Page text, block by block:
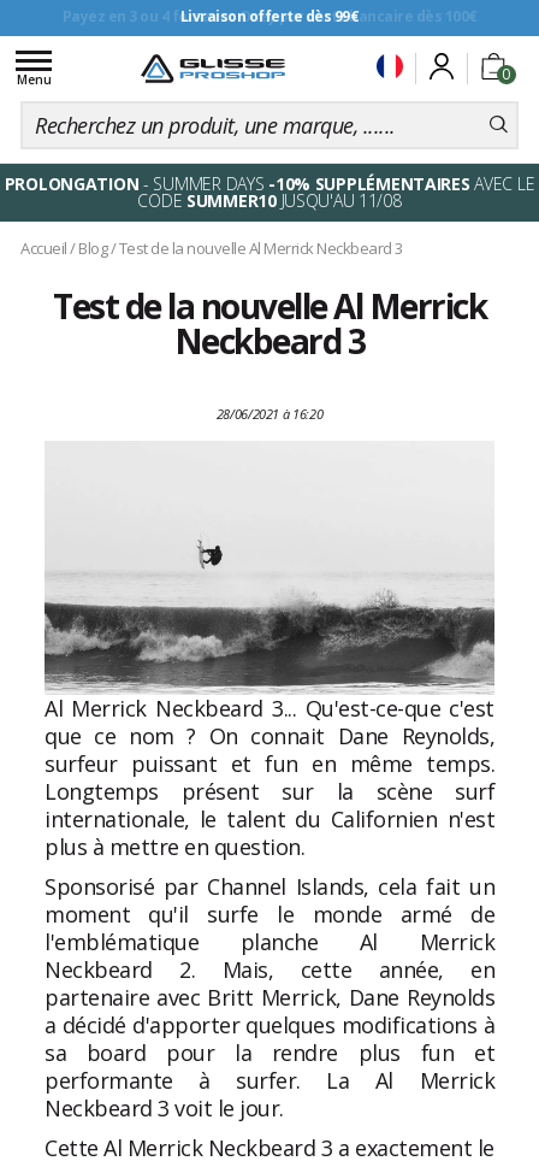
Livraison offerte dès 99€
0
Toggle
navigation
Menu
PROLONGATION - SUMMER DAYS -10% SUPPLÉMENTAIRES AVEC LE
CODE SUMMER10JUSQU'AU 11/08
Accueil/Blog/Test de la nouvelle Al Merrick Neckbeard 3
Test de la nouvelle Al Merrick
Neckbeard 3
28/06/2021 à 16:20
Al Merrick Neckbeard 3... Qu'est-ce-que c'est
que ce nom ? On connait Dane Reynolds,
surfeur puissant et fun en même temps.
Longtemps présent sur la scène surf
internationale, le talent du Californien n'est
plus à mettre en question.
Sponsorisé par Channel Islands, cela fait un
moment qu'il surfe le monde armé de
l'emblématique planche Al Merrick
Neckbeard 2. Mais, cette année, en
partenaire avec Britt Merrick, Dane Reynolds
a décidé d'apporter quelques modifications à
sa board pour la rendre plus fun et
performante à surfer. La Al Merrick
Neckbeard 3 voit le jour.
Cette Al Merrick Neckbeard 3 a exactement le